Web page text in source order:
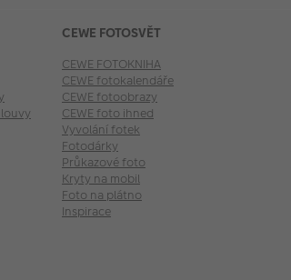
CEWE FOTOSVĚT
CEWE FOTOKNIHA
CEWE fotokalendáře
CEWE fotoobrazy
CEWE foto ihned
Vyvolání fotek
Fotodárky
Průkazové foto
Kryty na mobil
Foto na plátno
Inspirace